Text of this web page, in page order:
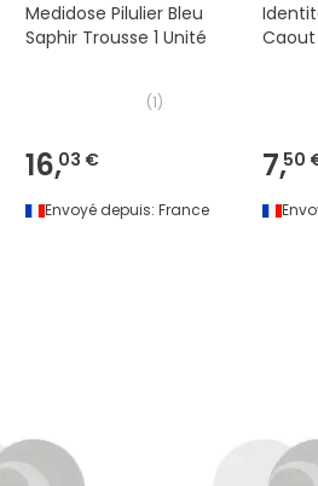
Medidose Pilulier Bleu
Saphir Trousse 1 Unité
(1)
16,03 €
Envoyé depuis: France
7,50